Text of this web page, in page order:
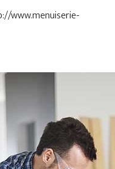
www.menuiserie-